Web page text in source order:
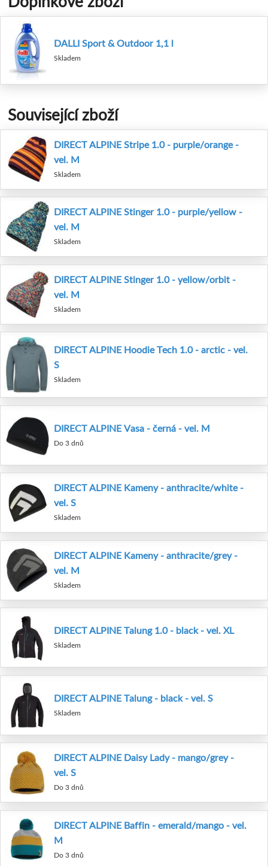
DALLI Sport & Outdoor 1,1 l
Skladem
Související zboží
DIRECT ALPINE Stripe 1.0 - purple/orange -
vel. M
Skladem
DIRECT ALPINE Stinger 1.0 - purple/yellow -
vel. M
Skladem
DIRECT ALPINE Stinger 1.0 - yellow/orbit -
vel. M
Skladem
DIRECT ALPINE Hoodie Tech 1.0 - arctic - vel.
S
Skladem
DIRECT ALPINE Vasa - černá - vel. M
Do 3 dnů
DIRECT ALPINE Kameny - anthracite/white -
vel. S
Skladem
DIRECT ALPINE Kameny - anthracite/grey -
vel. M
Skladem
DIRECT ALPINE Talung 1.0 - black - vel. XL
Skladem
DIRECT ALPINE Talung - black - vel. S
Skladem
DIRECT ALPINE Daisy Lady - mango/grey -
vel. S
Do 3 dnů
DIRECT ALPINE Baffin - emerald/mango - vel.
M
Do 3 dnů